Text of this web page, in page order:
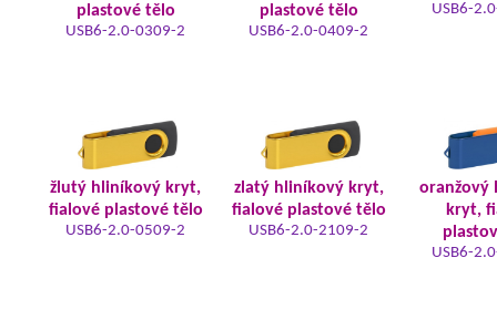
plastové tělo
USB6-2.0-0309-2
plastové tělo
USB6-2.0-0409-2
USB6-
žlutý hliníkový kryt,
fialové plastové tělo
USB6-2.0-0509-2
zlatý hliníkový kryt,
fialové plastové tělo
USB6-2.0-2109-2
oranžový
kryt,
USB6-